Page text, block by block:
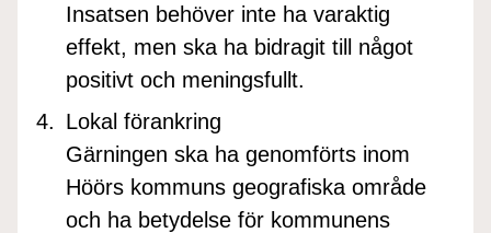
Insatsen behöver inte ha varaktig
effekt, men ska ha bidragit till något
positivt och meningsfullt.
Lokal förankring
Gärningen ska ha genomförts inom
Höörs kommuns geografiska område
och ha betydelse för kommunens